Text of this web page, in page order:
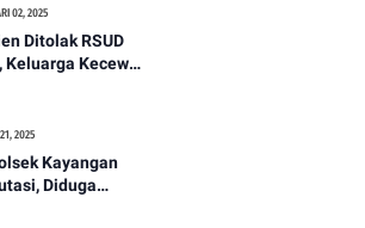
02, 2025
Ditolak RSUD
Keluarga Kecewa
2025
Kayangan
Diduga